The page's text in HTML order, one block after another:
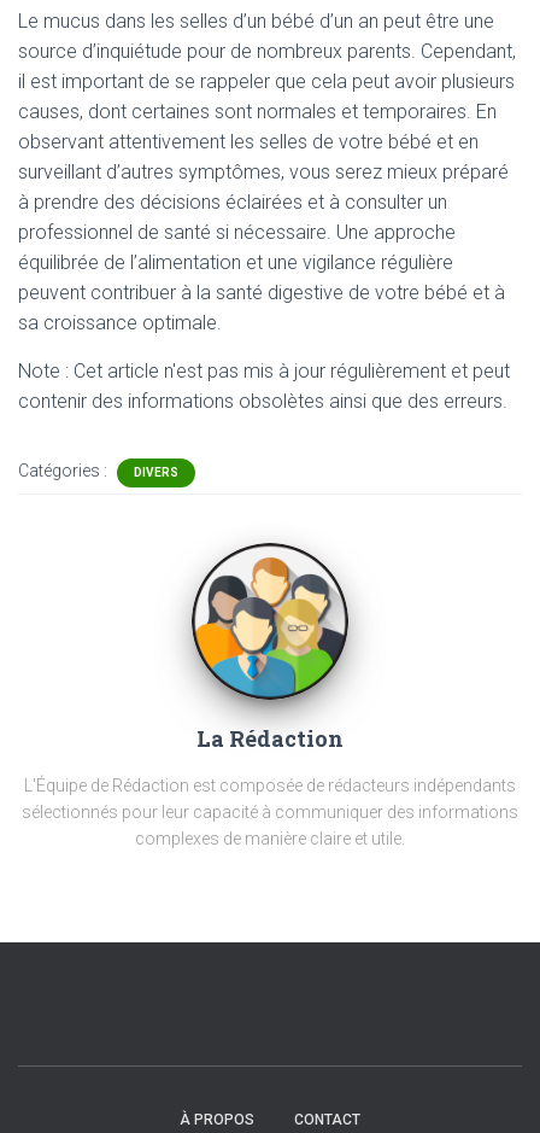
Le mucus dans les selles d’un bébé d’un an peut être une
source d’inquiétude pour de nombreux parents. Cependant,
il est important de se rappeler que cela peut avoir plusieurs
causes, dont certaines sont normales et temporaires. En
observant attentivement les selles de votre bébé et en
surveillant d’autres symptômes, vous serez mieux préparé
à prendre des décisions éclairées et à consulter un
professionnel de santé si nécessaire. Une approche
équilibrée de l’alimentation et une vigilance régulière
peuvent contribuer à la santé digestive de votre bébé et à
sa croissance optimale.
Note : Cet article n'est pas mis à jour régulièrement et peut
contenir des informations obsolètes ainsi que des erreurs.
Catégories : DIVERS
La Rédaction
L'Équipe de Rédaction est composée de rédacteurs indépendants
sélectionnés pour leur capacité à communiquer des informations
complexes de manière claire et utile.
À PROPOS CONTACT